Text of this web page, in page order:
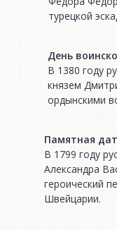
турецкой
День
В 1380 году
князем
ордынскими
Памятная
В 1799 году
Александра
героический
Швейцарии.